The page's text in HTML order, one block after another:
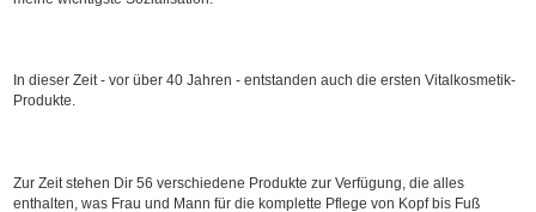
In dieser Zeit - vor über 40 Jahren - entstanden auch die ersten Vitalkosmetik-
Produkte.
Zur Zeit stehen Dir 56 verschiedene Produkte zur Verfügung, die alles
enthalten, was Frau und Mann für die komplette Pflege von Kopf bis Fuß